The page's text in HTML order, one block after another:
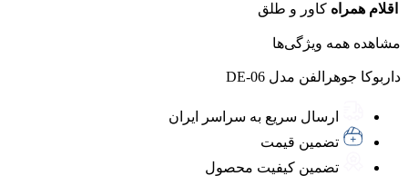
اقلام همراه کاور و طلق
مشاهده همه ویژگی‌ها
داربوکا جوهرالفن مدل DE-06
ارسال سریع به سراسر ایران
تضمین قیمت
تضمین کیفیت محصول